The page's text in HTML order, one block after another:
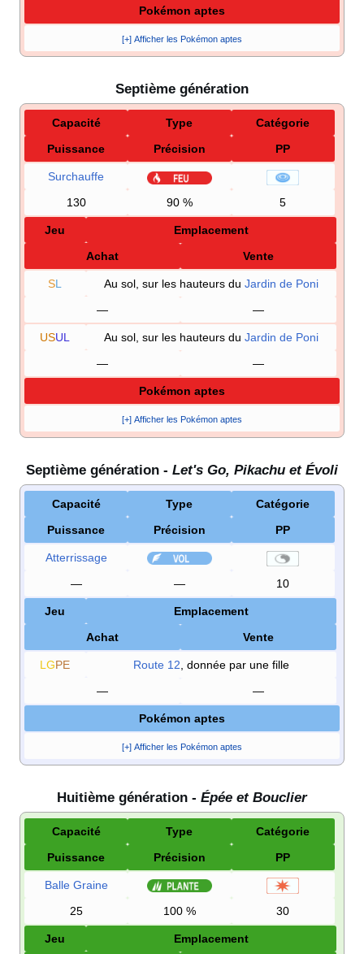
Pokémon aptes
[+] Afficher les Pokémon aptes
Septième génération
Capacité Type
Catégorie
Puissance
Précision PP
Surchauffe
130
90 % 5
Jeu
Emplacement
Achat
Vente
SL Au sol, sur les hauteurs du Jardin de Poni
—
—
USUL Au sol, sur les hauteurs du Jardin de Poni
—
—
Pokémon aptes
[+] Afficher les Pokémon aptes
Septième génération - Let's Go, Pikachu et Évoli
Capacité Type
Catégorie
Puissance
Précision PP
Atterrissage
—
— 10
Jeu
Emplacement
Achat
Vente
LGPE Route 12 , donnée par une fille
—
—
Pokémon aptes
[+] Afficher les Pokémon aptes
Huitième génération - Épée et Bouclier
Capacité Type
Catégorie
Puissance
Précision PP
Balle Graine
25
100 % 30
Jeu
Emplacement